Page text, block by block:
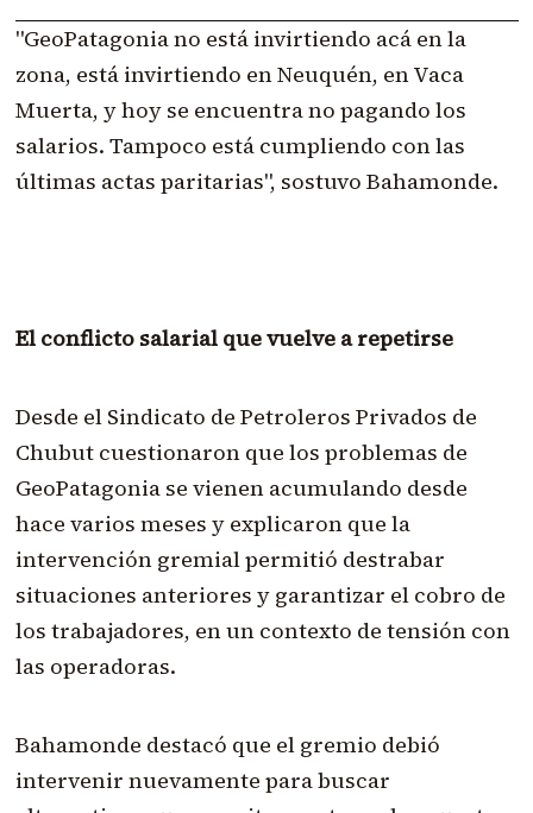
"GeoPatagonia no está invirtiendo acá en la
zona, está invirtiendo en Neuquén, en Vaca
Muerta, y hoy se encuentra no pagando los
salarios. Tampoco está cumpliendo con las
últimas actas paritarias", sostuvo Bahamonde.
El conflicto salarial que vuelve a repetirse
Desde el Sindicato de Petroleros Privados de
Chubut cuestionaron que los problemas de
GeoPatagonia se vienen acumulando desde
hace varios meses y explicaron que la
intervención gremial permitió destrabar
situaciones anteriores y garantizar el cobro de
los trabajadores, en un contexto de tensión con
las operadoras.
Bahamonde destacó que el gremio debió
intervenir nuevamente para buscar